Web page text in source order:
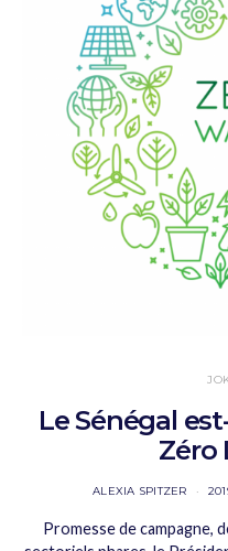
Le Sénégal
Zéro
ALEXIA SPITZER
Promesse de campagne,